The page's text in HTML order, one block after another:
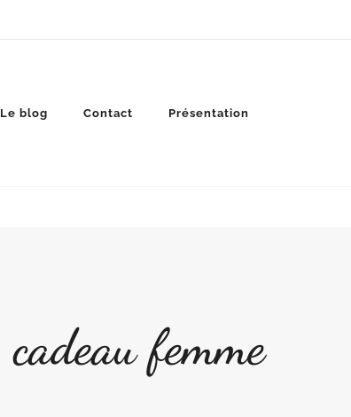
Le blog Contact Présentation
cadeau femme